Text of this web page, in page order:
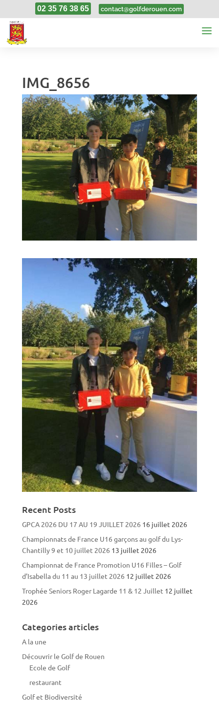
02 35 76 38 65 contact@golfderouen.com
IMG_8656
9, Sep, 2019
Recent Posts
GPCA 2026 DU 17 AU 19 JUILLET 2026 16 juillet 2026
Championnats de France U16 garçons au golf du Lys-
Chantilly 9 et 10 juillet 2026 13 juillet 2026
Championnat de France Promotion U16 Filles – Golf
d’Isabella du 11 au 13 juillet 2026 12 juillet 2026
Trophée Seniors Roger Lagarde 11 & 12 Juillet 12 juillet
2026
Categories articles
A la une
Découvrir le Golf de Rouen
Ecole de Golf
restaurant
Golf et Biodiversité